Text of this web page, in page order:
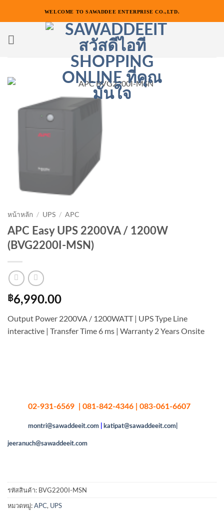
เนื้อหา
WELCOME TO SAWADDEE ENTERPRISE CO.,LTD.
หน้าหลัก / UPS / APC
APC Easy UPS 2200VA / 1200W
(BVG2200I-MSN)
฿6,990.00
Output Power 2200VA / 1200WATT | UPS Type Line
interactive | Transfer Time 6 ms | Warranty 2 Years Onsite
02-931-6569 | 081-842-4346 | 083-061-6607
montri@sawaddeeit.com katipat@sawaddeeit.com|
jeeranuch@sawaddeeit.com
รหัสสินค้า: BVG2200I-MSN
หมวดหมู่:APC, UPS